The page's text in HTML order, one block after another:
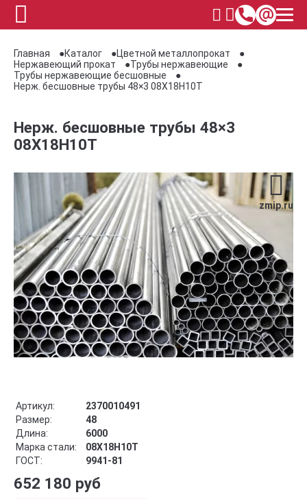
Главная Каталог
Цветной металлопрокат
Нержавеющий прокат
Трубы нержавеющие
Трубы нержавеющие бесшовные
Нерж. бесшовные трубы 48×3 08Х18Н10Т
Нерж. бесшовные трубы 48×3
08Х18Н10Т
zmip.ru
Артикул:
2370010491
Размер:
48
Длина:
6000
Марка стали:
08Х18Н10Т
ГОСТ:
9941-81
652 180 руб